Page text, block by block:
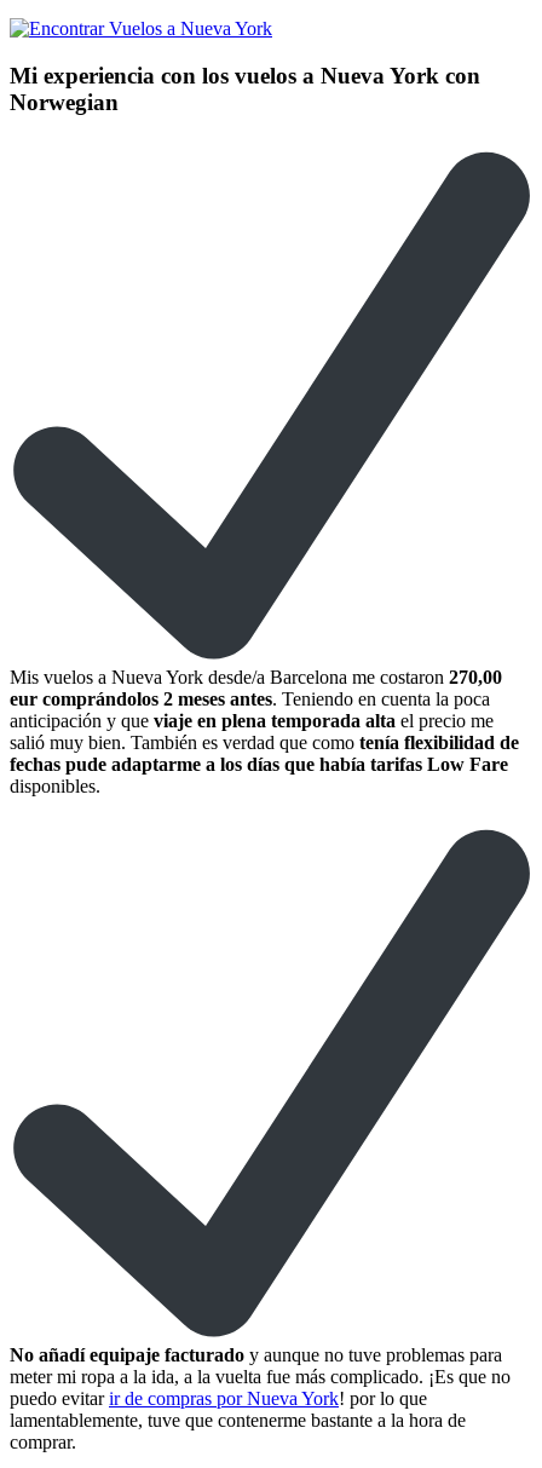
Mi experiencia con los vuelos a Nueva York con
Norwegian
Mis vuelos a Nueva York desde/a Barcelona me costaron 270,00
eur comprándolos 2 meses antes. Teniendo en cuenta la poca
anticipación y que viaje en plena temporada alta el precio me
salió muy bien. También es verdad que como tenía flexibilidad de
fechas pude adaptarme a los días que había tarifas Low Fare
disponibles.
No añadí equipaje facturado y aunque no tuve problemas para
meter mi ropa a la ida, a la vuelta fue más complicado. ¡Es que no
puedo evitarir de compras por Nueva York! por lo que
lamentablemente, tuve que contenerme bastante a la hora de
comprar.